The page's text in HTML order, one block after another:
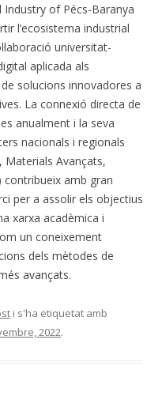
of Pécs-Baranya
l’ecosistema industrial
universitat-
aplicada als
solucions innovadores a
La connexió directa de
anualment i la seva
nacionals i regionals
Materials Avançats,
contribueix amb gran
per a assolir els objectius
xarxa acadèmica i
un coneixement
dels mètodes de
avançats.
i s'ha etiquetat amb
2022.